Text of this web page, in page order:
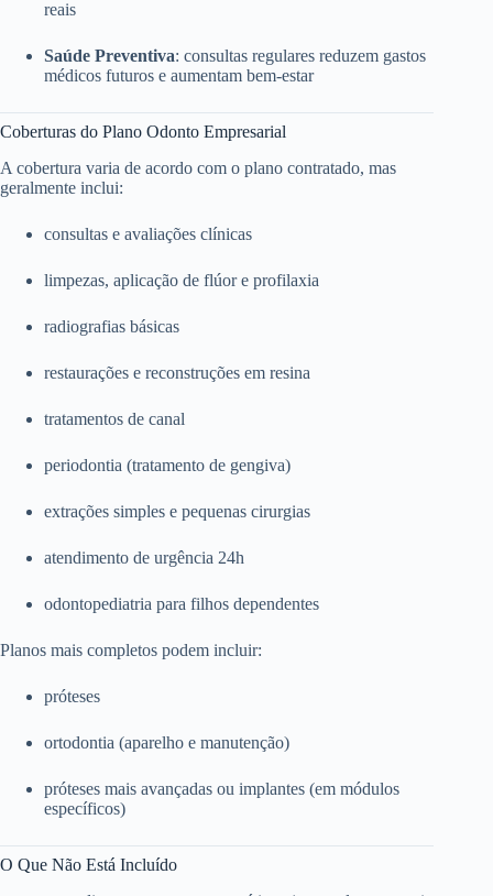
reais
Saúde Preventiva: consultas regulares reduzem gastos
médicos futuros e aumentam bem-estar
Coberturas do Plano Odonto Empresarial
A cobertura varia de acordo com o plano contratado, mas
geralmente inclui:
consultas e avaliações clínicas
limpezas, aplicação de flúor e profilaxia
radiografias básicas
restaurações e reconstruções em resina
tratamentos de canal
periodontia (tratamento de gengiva)
extrações simples e pequenas cirurgias
atendimento de urgência 24h
odontopediatria para filhos dependentes
Planos mais completos podem incluir:
próteses
ortodontia (aparelho e manutenção)
próteses mais avançadas ou implantes (em módulos
específicos)
O Que Não Está Incluído